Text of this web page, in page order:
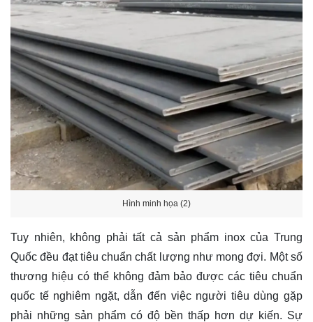
Hình minh họa (2)
Tuy nhiên, không phải tất cả sản phẩm inox của Trung
Quốc đều đạt tiêu chuẩn chất lượng như mong đợi. Một số
thương hiệu có thể không đảm bảo được các tiêu chuẩn
quốc tế nghiêm ngặt, dẫn đến việc người tiêu dùng gặp
phải những sản phẩm có độ bền thấp hơn dự kiến. Sự